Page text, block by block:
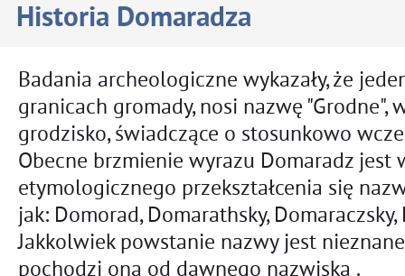
Historia Domaradza
Badania archeologiczne wykazały, że
granicach gromady, nosi nazwę "Grodne",
grodzisko, świadczące o stosunkowo
Obecne brzmienie wyrazu Domaradz jest
etymologicznego przekształcenia się
jak: Domorad, Domarathsky,
Jakkolwiek powstanie nazwy jest
pochodzi ona od dawnego nazwiska .